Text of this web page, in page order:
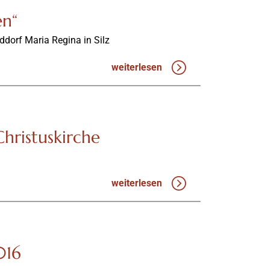
Maria Regina in Silz
weiterlesen
weiterlesen